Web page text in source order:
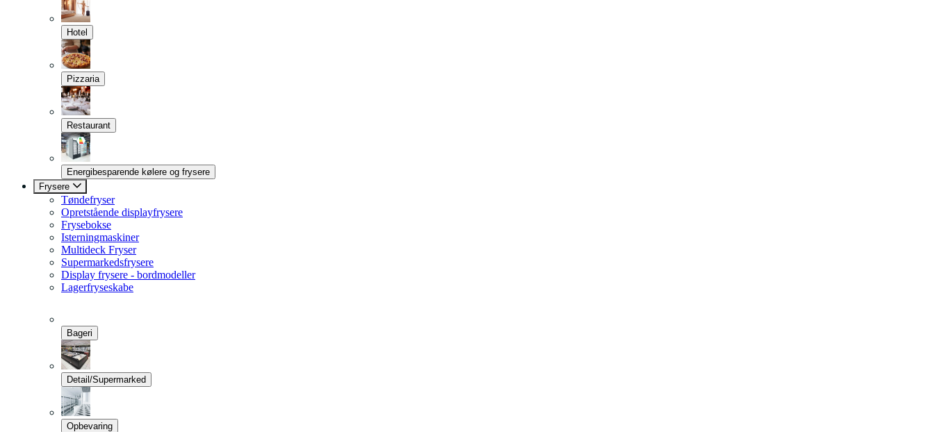
Hotel
Pizzaria
Restaurant
Energibesparende kølere og frysere
Frysere
Tøndefryser
Opretstående displayfrysere
Frysebokse
Isterningmaskiner
Multideck Fryser
Supermarkedsfrysere
Display frysere - bordmodeller
Lagerfryseskabe
Bageri
Detail/Supermarked
Opbevaring